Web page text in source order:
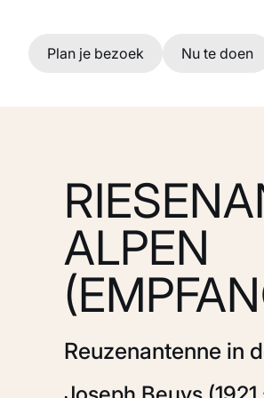
Ga naar hoofdinhoud
Plan je bezoek Nu te doen
ALPEN
Reuzenantenne in